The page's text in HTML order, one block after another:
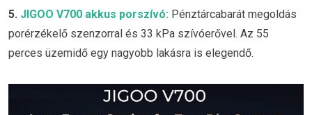
5. JIGOO V700 akkus porszívó: Pénztárcabarát megoldás
porérzékelő szenzorral és 33 kPa szívóerővel. Az 55
perces üzemidő egy nagyobb lakásra is elegendő.